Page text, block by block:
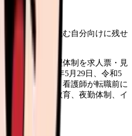
同僚やあとで読む自分向けに残せ
える、安全管理体制を求人票・見
医政局は2026年5月29日、令和5
公表しました。看護師が転職前に
対策、記録、教育、夜勤体制、イ
す。